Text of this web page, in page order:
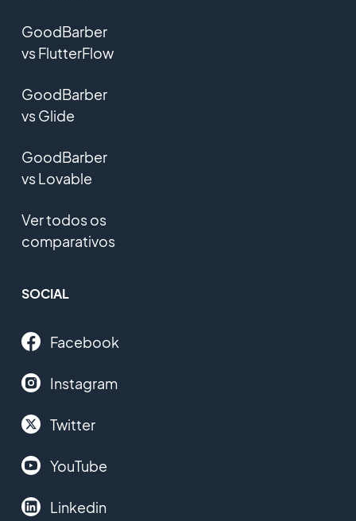
GoodBarber
vs FlutterFlow
GoodBarber
vs Glide
GoodBarber
vs Lovable
Ver todos os
comparativos
SOCIAL
Facebook
Instagram
Twitter
YouTube
Linkedin